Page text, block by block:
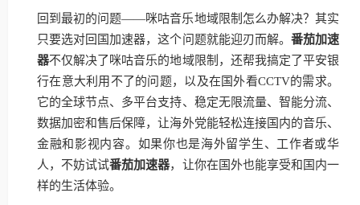
回到最初的问题——咪咕音乐地域限制怎么办解决？其实
只要选对回国加速器，这个问题就能迎刃而解。 番茄加速
器不仅解决了咪咕音乐的地域限制，还帮我搞定了平安银
行在意大利用不了的问题，以及在国外看CCTV的需求。
它的全球节点、多平台支持、稳定无限流量、智能分流、
数据加密和售后保障，让海外党能轻松连接国内的音乐、
金融和影视内容。如果你也是海外留学生、工作者或华
人，不妨试试番茄加速器，让你在国外也能享受和国内一
样的生活体验。